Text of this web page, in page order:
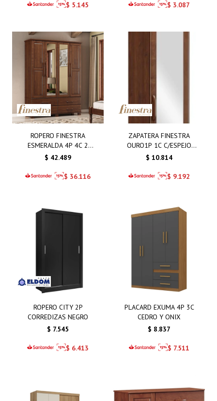
$ 5.145 $ 3.087
ROPERO FINESTRA
ESMERALDA 4P 4C 2
ESPEJOS
$ 42.489
$ 36.116
ZAPATERA FINESTRA
OURO1P 1C C/ESPEJO
CAFE
$ 10.814
$ 9.192
ROPERO CITY 2P
CORREDIZAS NEGRO
$ 7.545
$ 6.413
PLACARD EXUMA 4P 3C
CEDRO Y ONIX
$ 8.837
$ 7.511